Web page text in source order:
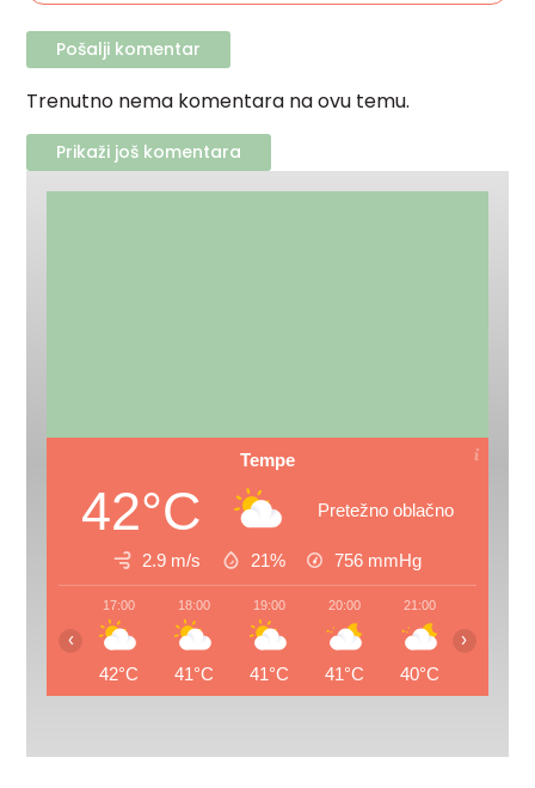
Trenutno nema komentara na ovu temu.
Prikaži još komentara
Tempe
42°C Pretežno oblačno
2.9 m/s 21% 756 mmHg
17:00
42°C
18:00
41°C
19:00
41°C
20:00
41°C
21:00
40°C
‹ ›